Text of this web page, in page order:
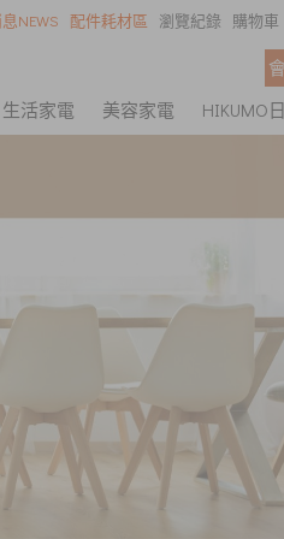
NEWS 配件耗材區 瀏覽紀錄 購物車
生活家電 美容家電 HIKUMO